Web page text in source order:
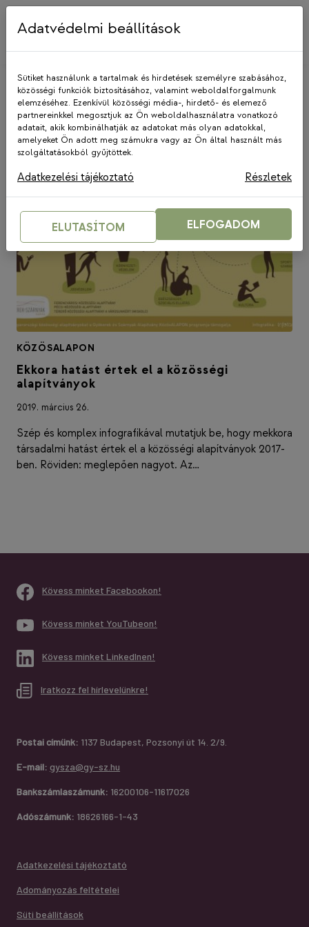
Skip
InfoTandem
KÖZÖSALAPON
Ekkora hatást értek el a közösségi
alapítványok
2019. március 26.
Szép és komplex infografikával mutatjuk be, hogy mekkora
társadalmi hatást értek el a közösségi alapítványok 2017-
ben. Röviden: meglepően nagyot. Az…
Kövess minket Facebookon!
Kövess minket YouTubeon!
Kövess minket LinkedInen!
Iratkozz fel hírlevelünkre!
Postai címünk: 1137 Budapest, Pozsonyi út 14. 2/9.
E-mail: gysza@gy-sz.hu
Bankszámlaszámunk: 16200106-11617026
Adószámunk: 18626166-1-43
Adatkezelési tájékoztató
Adományozás feltételei
Süti beállítások
Adatvédelmi beállítások
Sütiket használunk a tartalmak és hirdetések személyre szabásához,
közösségi funkciók biztosításához, valamint weboldalforgalmunk
elemzéséhez. Ezenkívül közösségi média-, hirdető- és elemező
partnereinkkel megosztjuk az Ön weboldalhasználatra vonatkozó
adatait, akik kombinálhatják az adatokat más olyan adatokkal,
amelyeket Ön adott meg számukra vagy az Ön által használt más
szolgáltatásokból gyűjtöttek.
Adatkezelési tájékoztató Részletek
ELUTASÍTOM ELFOGADOM